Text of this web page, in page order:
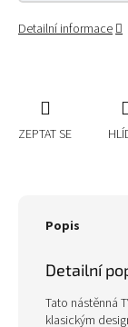
Detailní informace
ZEPTAT SE
Popis
Detailní
Tato nástěnná
klasickým